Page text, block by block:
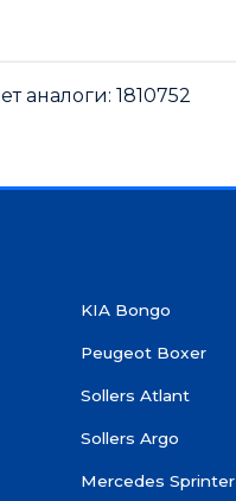
аналоги: 1810752
KIA Bongo
Peugeot Boxer
Sollers Atlant
Sollers Argo
Mercedes Sprinter